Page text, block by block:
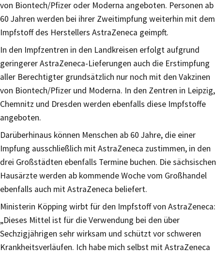
von Biontech/Pfizer oder Moderna angeboten. Personen ab
60 Jahren werden bei ihrer Zweitimpfung weiterhin mit dem
Impfstoff des Herstellers AstraZeneca geimpft.
In den Impfzentren in den Landkreisen erfolgt aufgrund
geringerer AstraZeneca-Lieferungen auch die Erstimpfung
aller Berechtigter grundsätzlich nur noch mit den Vakzinen
von Biontech/Pfizer und Moderna. In den Zentren in Leipzig,
Chemnitz und Dresden werden ebenfalls diese Impfstoffe
angeboten.
Darüberhinaus können Menschen ab 60 Jahre, die einer
Impfung ausschließlich mit AstraZeneca zustimmen, in den
drei Großstädten ebenfalls Termine buchen. Die sächsischen
Hausärzte werden ab kommende Woche vom Großhandel
ebenfalls auch mit AstraZeneca beliefert.
Ministerin Köpping wirbt für den Impfstoff von AstraZeneca:
„Dieses Mittel ist für die Verwendung bei den über
Sechzigjährigen sehr wirksam und schützt vor schweren
Krankheitsverläufen. Ich habe mich selbst mit AstraZeneca